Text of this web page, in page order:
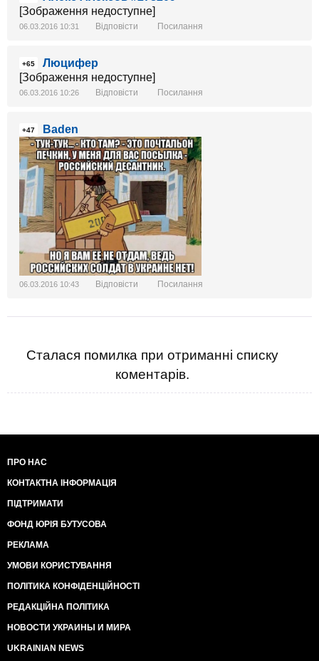
[Зображення недоступне]
06.03.2016 10:31 Відповісти Посилання
+65
Люцифер
[Зображення недоступне]
06.03.2016 10:26 Відповісти Посилання
+47 Baden
06.03.2016 10:43 Відповісти Посилання
Сталася помилка при отриманні списку
коментарів.
ПРО НАС
КОНТАКТНА ІНФОРМАЦІЯ
ПІДТРИМАТИ
ФОНД ЮРІЯ БУТУСОВА
РЕКЛАМА
УМОВИ КОРИСТУВАННЯ
ПОЛІТИКА КОНФІДЕНЦІЙНОСТІ
РЕДАКЦІЙНА ПОЛІТИКА
НОВОСТИ УКРАИНЫ И МИРА
UKRAINIAN NEWS